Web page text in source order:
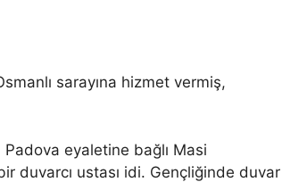
sarayına hizmet vermiş,
Padova eyaletine bağlı Masi
duvarcı ustası idi. Gençliğinde duvar